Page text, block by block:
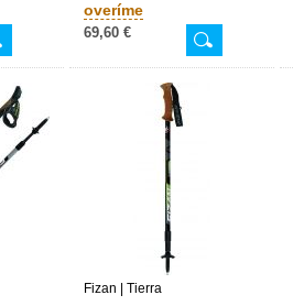
overíme
69,60 €
Fizan | Tierra